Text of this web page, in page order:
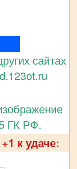
сайтах
ГК РФ.
к удаче: